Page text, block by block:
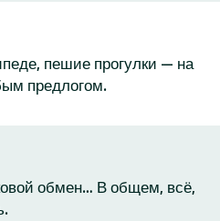
пешие прогулки — на
предлогом.
обмен… В общем, всё,